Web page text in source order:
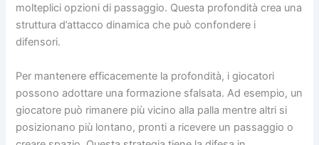
molteplici opzioni di passaggio. Questa profondità crea una
struttura d’attacco dinamica che può confondere i
difensori.
Per mantenere efficacemente la profondità, i giocatori
possono adottare una formazione sfalsata. Ad esempio, un
giocatore può rimanere più vicino alla palla mentre altri si
posizionano più lontano, pronti a ricevere un passaggio o